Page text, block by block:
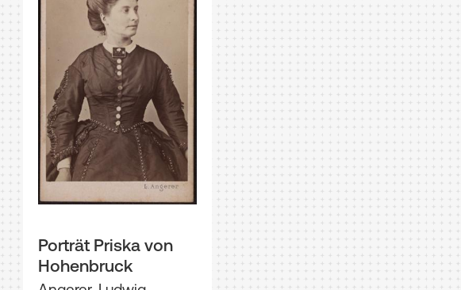
Porträt Priska von
Hohenbruck